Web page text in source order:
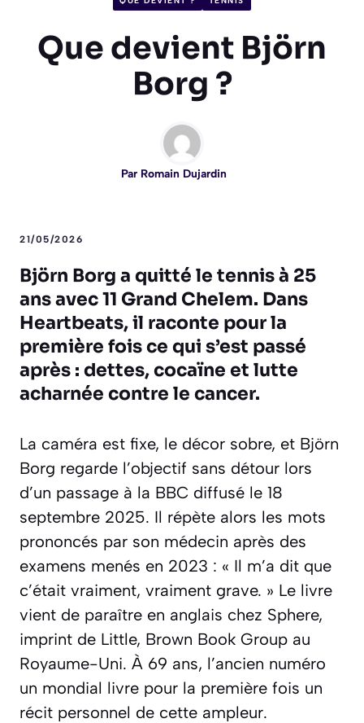
Que devient Björn
Borg ?
Par Romain Dujardin
21/05/2026
Björn Borg a quitté le tennis à 25
ans avec 11 Grand Chelem. Dans
Heartbeats, il raconte pour la
première fois ce qui s’est passé
après : dettes, cocaïne et lutte
acharnée contre le cancer.
La caméra est fixe, le décor sobre, et Björn
Borg regarde l’objectif sans détour lors
d’un passage à la BBC diffusé le 18
septembre 2025. Il répète alors les mots
prononcés par son médecin après des
examens menés en 2023 : « Il m’a dit que
c’était vraiment, vraiment grave. » Le livre
vient de paraître en anglais chez Sphere,
imprint de Little, Brown Book Group au
Royaume-Uni. À 69 ans, l’ancien numéro
un mondial livre pour la première fois un
récit personnel de cette ampleur.